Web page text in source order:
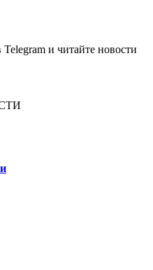
и читайте новости